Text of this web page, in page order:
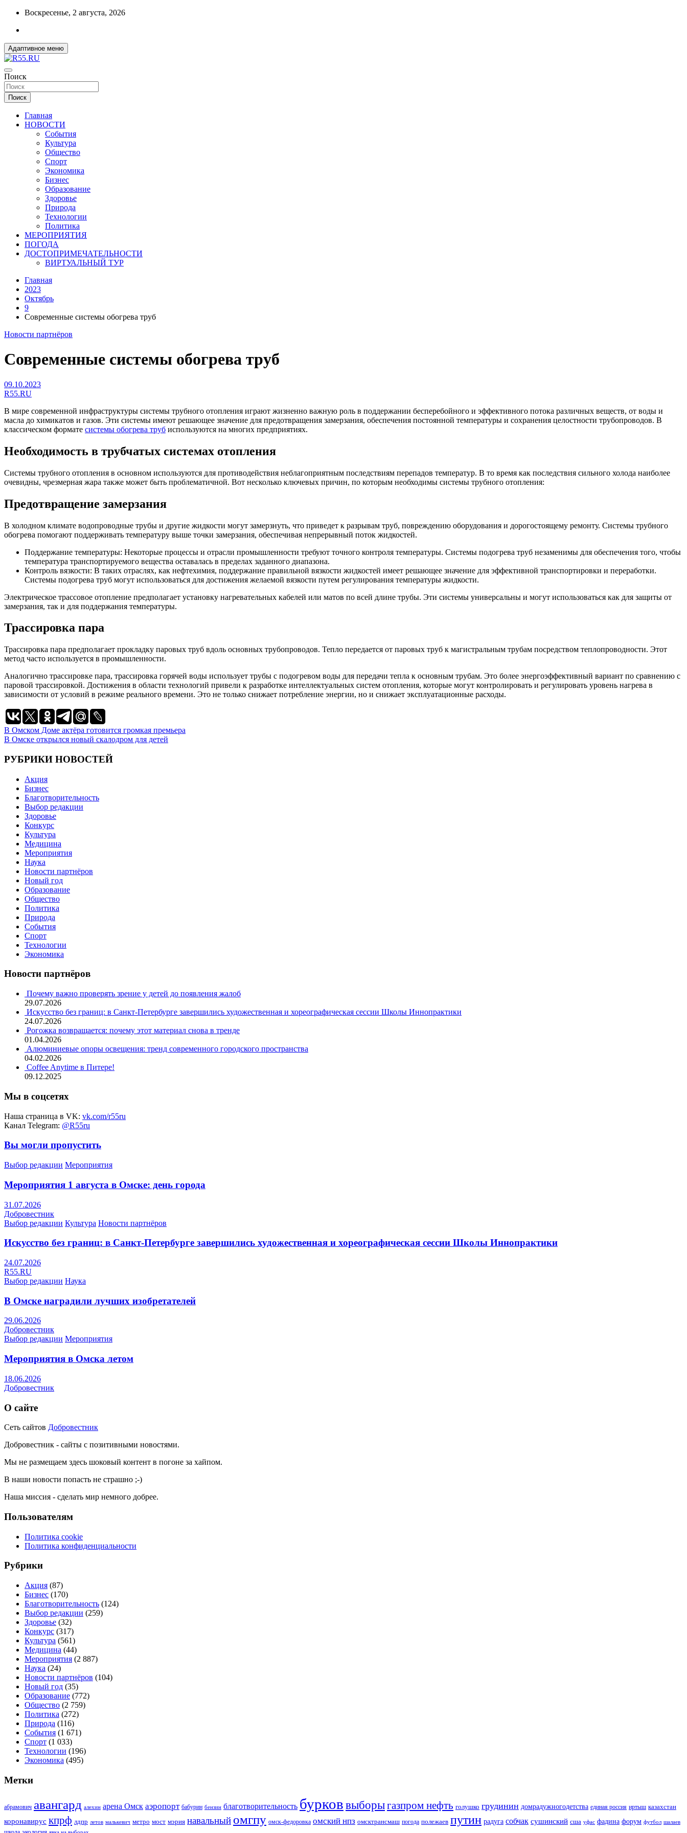
Перейти
содержимому
Воскресенье, 2 августа, 2026
Адаптивное меню
R55.RU
ДОБРЫЕ ВЕСТИ ИЗ ОМСКА
Поиск
Поиск
Главная
НОВОСТИ
События
Культура
Общество
Спорт
Экономика
Бизнес
Образование
Здоровье
Природа
Технологии
Политика
МЕРОПРИЯТИЯ
ПОГОДА
ДОСТОПРИМЕЧАТЕЛЬНОСТИ
ВИРТУАЛЬНЫЙ ТУР
Главная
2023
Октябрь
9
Современные системы обогрева труб
Новости партнёров
Современные системы обогрева труб
09.10.2023
R55.RU
В мире современной инфраструктуры системы трубного отопления играют жизненно важную роль в поддержании бесперебойного и эффективного потока различных веществ, от воды и
масла до химикатов и газов. Эти системы имеют решающее значение для предотвращения замерзания, обеспечения постоянной температуры и сохранения целостности трубопроводов. В
классическом формате системы обогрева труб используются на многих предприятиях.
Необходимость в трубчатых системах отопления
Системы трубного отопления в основном используются для противодействия неблагоприятным последствиям перепадов температур. В то время как последствия сильного холода наиболее
очевидны, чрезмерная жара также может быть проблематичной. Вот несколько ключевых причин, по которым необходимы системы трубного отопления:
Предотвращение замерзания
В холодном климате водопроводные трубы и другие жидкости могут замерзнуть, что приведет к разрывам труб, повреждению оборудования и дорогостоящему ремонту. Системы трубного
обогрева помогают поддерживать температуру выше точки замерзания, обеспечивая непрерывный поток жидкостей.
Поддержание температуры: Некоторые процессы и отрасли промышленности требуют точного контроля температуры. Системы подогрева труб незаменимы для обеспечения того, чтобы
температура транспортируемого вещества оставалась в пределах заданного диапазона.
Контроль вязкости: В таких отраслях, как нефтехимия, поддержание правильной вязкости жидкостей имеет решающее значение для эффективной транспортировки и переработки.
Системы подогрева труб могут использоваться для достижения желаемой вязкости путем регулирования температуры жидкости.
Электрическое трассовое отопление предполагает установку нагревательных кабелей или матов по всей длине трубы. Эти системы универсальны и могут использоваться как для защиты от
замерзания, так и для поддержания температуры.
Трассировка пара
Трассировка пара предполагает прокладку паровых труб вдоль основных трубопроводов. Тепло передается от паровых труб к магистральным трубам посредством теплопроводности. Этот
метод часто используется в промышленности.
Аналогично трассировке пара, трассировка горячей воды использует трубы с подогревом воды для передачи тепла к основным трубам. Это более энергоэффективный вариант по сравнению с
паровой трассировкой. Достижения в области технологий привели к разработке интеллектуальных систем отопления, которые могут контролировать и регулировать уровень нагрева в
зависимости от условий в режиме реального времени. Это не только снижает потребление энергии, но и снижает эксплуатационные расходы.
Навигация
по
записям
В Омском Доме актёра готовится громкая премьера
В Омске открылся новый скалодром для детей
РУБРИКИ НОВОСТЕЙ
Акция
Бизнес
Благотворительность
Выбор редакции
Здоровье
Конкурс
Культура
Медицина
Мероприятия
Наука
Новости партнёров
Новый год
Образование
Общество
Политика
Природа
События
Спорт
Технологии
Экономика
Новости партнёров
Почему важно проверять зрение у детей до появления жалоб
29.07.2026
Искусство без границ: в Санкт-Петербурге завершились художественная и хореографическая сессии Школы Иннопрактики
24.07.2026
Рогожка возвращается: почему этот материал снова в тренде
01.04.2026
Алюминиевые опоры освещения: тренд современного городского пространства
04.02.2026
Coffee Anytime в Питере!
09.12.2025
Мы в соцсетях
Наша страница в VK: vk.com/r55ru
Канал Telegram: @R55ru
Вы могли пропустить
Выбор редакции Мероприятия
Мероприятия 1 августа в Омске: день города
31.07.2026
Добровестник
Выбор редакции Культура Новости партнёров
Искусство без границ: в Санкт-Петербурге завершились художественная и хореографическая сессии Школы Иннопрактики
24.07.2026
R55.RU
Выбор редакции Наука
В Омске наградили лучших изобретателей
29.06.2026
Добровестник
Выбор редакции Мероприятия
Мероприятия в Омска летом
18.06.2026
Добровестник
О сайте
Сеть сайтов Добровестник
Добровестник - сайты с позитивными новостями.
Мы не размещаем здесь шоковый контент в погоне за хайпом.
В наши новости попасть не страшно ;-)
Наша миссия - сделать мир немного добрее.
Пользователям
Политика cookie
Политика конфиденциальности
Рубрики
Акция (87)
Бизнес (170)
Благотворительность (124)
Выбор редакции (259)
Здоровье (32)
Конкурс (317)
Культура (561)
Медицина (44)
Мероприятия (2 887)
Наука (24)
Новости партнёров (104)
Новый год (35)
Образование (772)
Общество (2 759)
Политика (272)
Природа (116)
События (1 671)
Спорт (1 033)
Технологии (196)
Экономика (495)
Метки
абрамович авангард алехин арена Омск аэропорт бабурин бензин благотворительность бурков выборыгазпром нефть голушко грудинин домрадужногодетства единая россия иртыш казахстан
коронавирус кпрф лдпр летов малькевич метро мост мэрия навальный омгпу омск-федоровка омский нпз омсктрансмаш погода полежаев путин радуга собчак сушинский сша уфас фадина форум футбол шалаев
явка на выборах